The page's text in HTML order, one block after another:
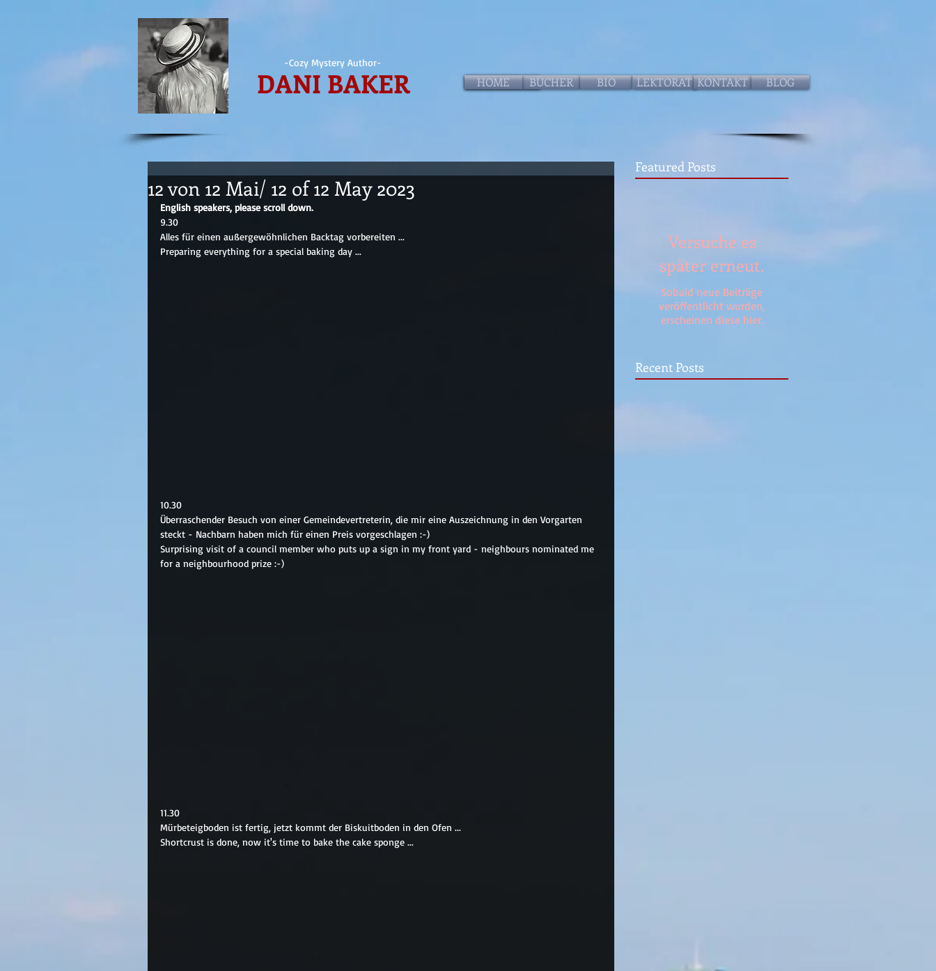
-Cozy Mystery Author-
DANI BAKER HOME BÜCHER
HOME BIO LEKTORAT KONTAKT BLOG
12 von 12 Mai/ 12 of 12 May 2023
English speakers, please scroll down.
9.30
Alles für einen außergewöhnlichen Backtag vorbereiten ...
Preparing everything for a special baking day ...
10.30
Überraschender Besuch von einer Gemeindevertreterin, die mir eine Auszeichnung in den Vorgarten
steckt - Nachbarn haben mich für einen Preis vorgeschlagen :-)
Surprising visit of a council member who puts up a sign in my front yard - neighbours nominated me
for a neighbourhood prize :-)
11.30
Mürbeteigboden ist fertig, jetzt kommt der Biskuitboden in den Ofen ...
Shortcrust is done, now it's time to bake the cake sponge ...
Featured Posts
Versuche es
später erneut.
Sobald neue Beiträge
veröffentlicht wurden,
erscheinen diese hier.
Recent Posts